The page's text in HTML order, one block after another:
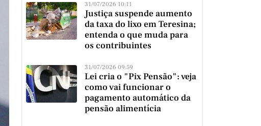
31/07/2026 10:11
Justiça suspende aumento
da taxa do lixo em Teresina;
entenda o que muda para
os contribuintes
31/07/2026 09:59
Lei cria o "Pix Pensão": veja
como vai funcionar o
pagamento automático da
pensão alimentícia